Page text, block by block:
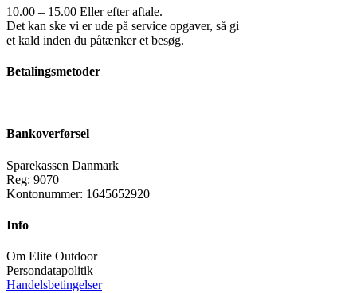
10.00 – 15.00 Eller efter aftale.
Det kan ske vi er ude på service opgaver, så gi
et kald inden du påtænker et besøg.
Betalingsmetoder
Bankoverførsel
Sparekassen Danmark
Reg: 9070
Kontonummer: 1645652920
Info
Om Elite Outdoor
Persondatapolitik
Handelsbetingelser